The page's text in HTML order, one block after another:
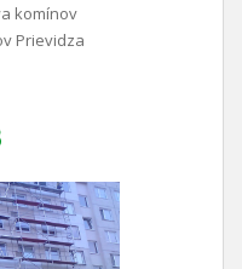
komínov
Prievidza